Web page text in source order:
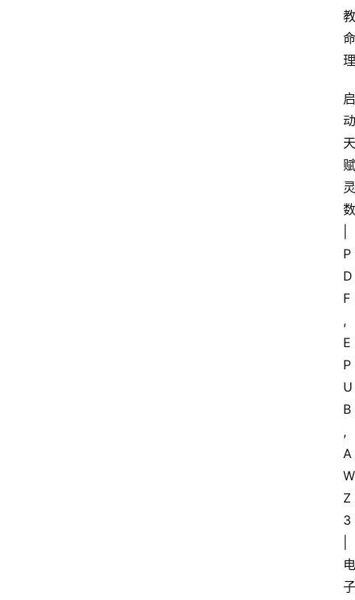
教
命
理
启
动
天
赋
灵
数
P
D
F
,
E
P
U
B
,
A
W
Z
3
电
子